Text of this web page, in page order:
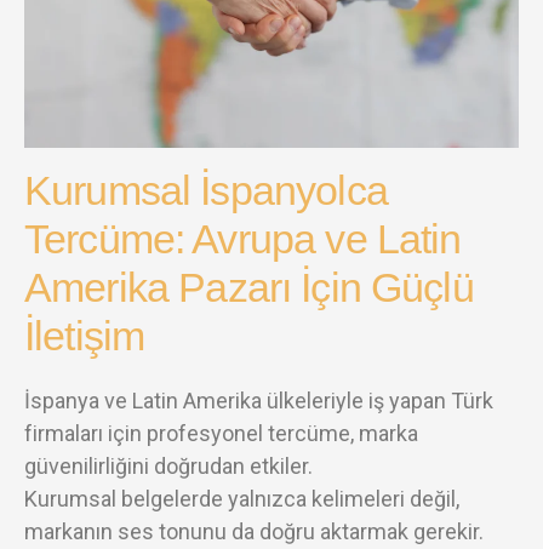
Kurumsal İspanyolca
Tercüme: Avrupa ve Latin
Amerika Pazarı İçin Güçlü
İletişim
İspanya ve Latin Amerika ülkeleriyle iş yapan Türk
firmaları için profesyonel tercüme, marka
güvenilirliğini doğrudan etkiler.
Kurumsal belgelerde yalnızca kelimeleri değil,
markanın ses tonunu da doğru aktarmak gerekir.